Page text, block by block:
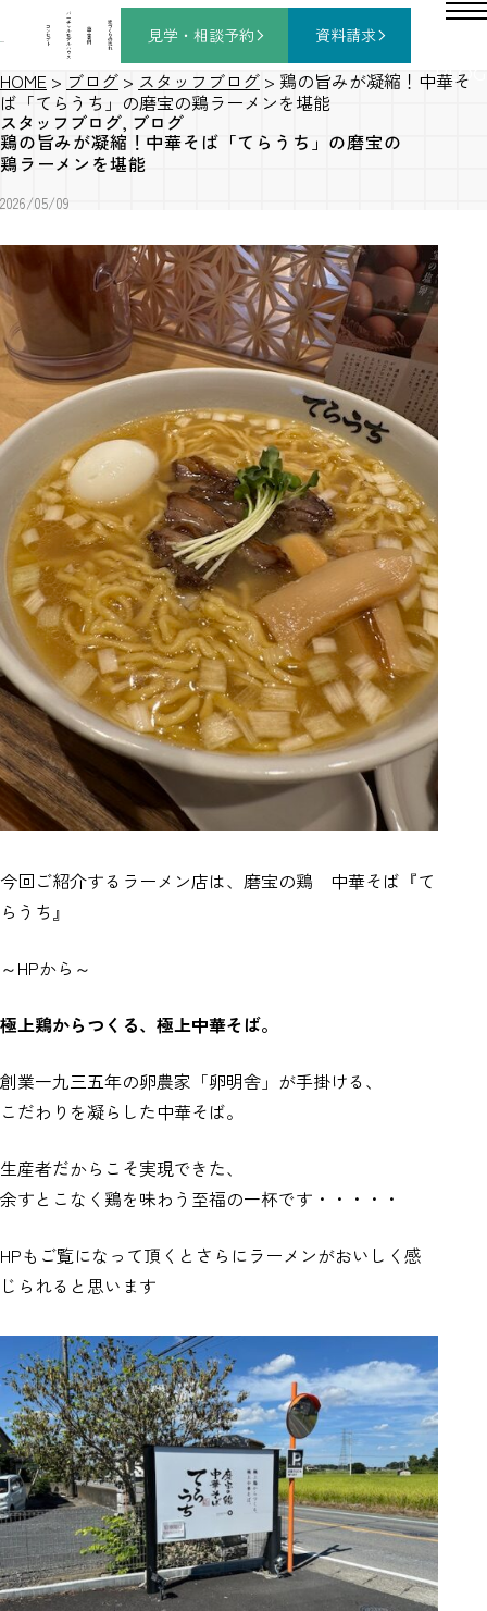
コ
ン
セ
プ
ト
バ
ー
チ
ャ
ル
モ
デ
ル
ハ
ウ
ス
施
工
事
例
家
づ
く
り
の
流
れ
見学・相談予約 資料請求
BLOG
HOME > ブログ > スタッフブログ > 鶏の旨みが凝縮！中華そ
ば「てらうち」の磨宝の鶏ラーメンを堪能
スタッフブログ, ブログ
鶏の旨みが凝縮！中華そば「てらうち」の磨宝の
鶏ラーメンを堪能
2026/05/09
今回ご紹介するラーメン店は、磨宝の鶏 中華そば『て
らうち』
～HPから～
極上鶏からつくる、極上中華そば。
創業一九三五年の卵農家「卵明舎」が手掛ける、
こだわりを凝らした中華そば。
生産者だからこそ実現できた、
余すとこなく鶏を味わう至福の一杯です・・・・・
HPもご覧になって頂くとさらにラーメンがおいしく感
じられると思います